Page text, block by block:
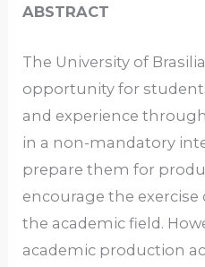
ABSTRACT
The University of
opportunity for
and experience
in a non-mandatory
prepare them for
encourage the exercise
the academic field.
academic production